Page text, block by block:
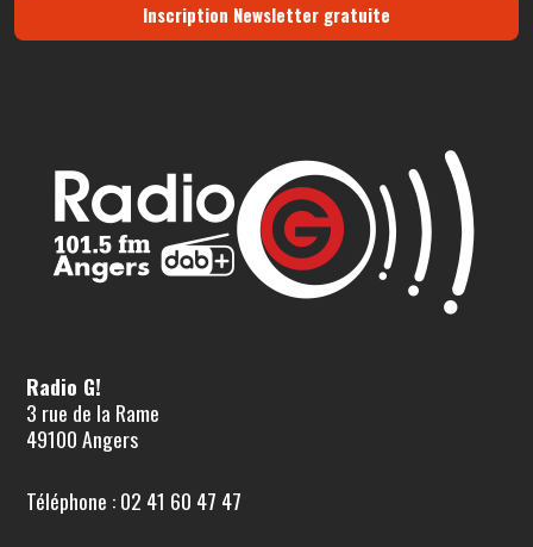
Inscription Newsletter gratuite
Radio G!
3 rue de la Rame
49100 Angers
Téléphone : 02 41 60 47 47